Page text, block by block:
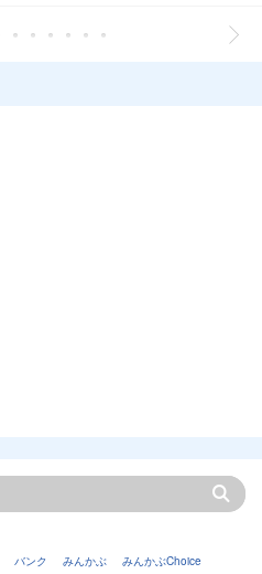
バンク みんかぶ みんかぶChoice